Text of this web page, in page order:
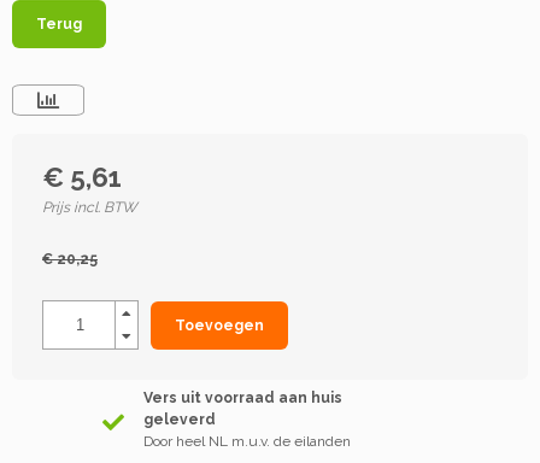
Terug
€ 5,61
Prijs incl. BTW
€ 20,25
Toevoegen
Vers uit voorraad aan huis
geleverd
Door heel NL m.u.v. de eilanden